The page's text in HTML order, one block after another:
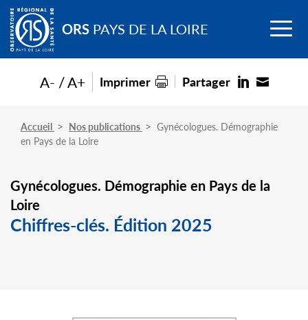
Go to
main
content ORS PAYS DE LA LOIRE Menu
Accueil Nos publications
Gynécologues. Démographie
en Pays de la Loire
Gynécologues. Démographie en Pays de la
Loire
Chiffres-clés. Édition 2025
A- A+ Imprimer Partager